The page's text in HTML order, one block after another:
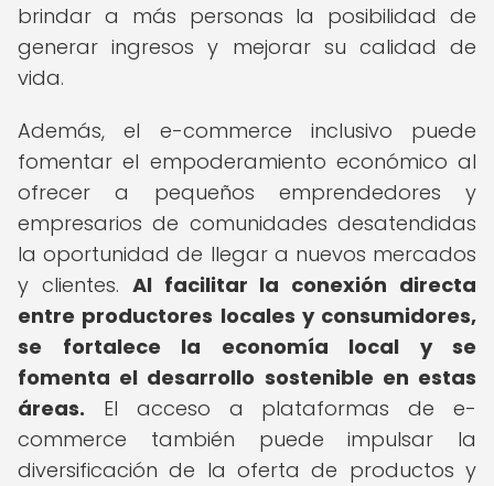
brindar a más personas la posibilidad de
generar ingresos y mejorar su calidad de
vida.
Además, el e-commerce inclusivo puede
fomentar el empoderamiento económico al
ofrecer a pequeños emprendedores y
empresarios de comunidades desatendidas
la oportunidad de llegar a nuevos mercados
y clientes. Al facilitar la conexión directa
entre productores locales y consumidores,
se fortalece la economía local y se
fomenta el desarrollo sostenible en estas
áreas. El acceso a plataformas de e-
commerce también puede impulsar la
diversificación de la oferta de productos y